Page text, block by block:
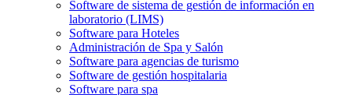
Software de sistema de gestión de información en
laboratorio (LIMS)
Software para Hoteles
Administración de Spa y Salón
Software para agencias de turismo
Software de gestión hospitalaria
Software para spa